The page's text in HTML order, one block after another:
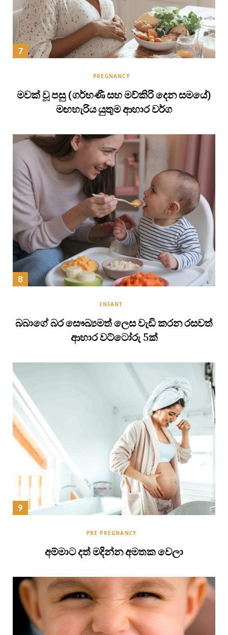
PREGNANCY
මවක් වූ පසු (ගර්භණී සහ මව්කිරි දෙන සමයේ)
මඟහැරිය යුතුම ආහාර වර්ග
INFANT
බබාගේ බර සෞඛ්‍යමත් ලෙස වැඩි කරන රසවත්
ආහාර වට්ටෝරු 5ක්
PRE PREGNANCY
අම්මාට දත් මදින්න අමතක වෙලා